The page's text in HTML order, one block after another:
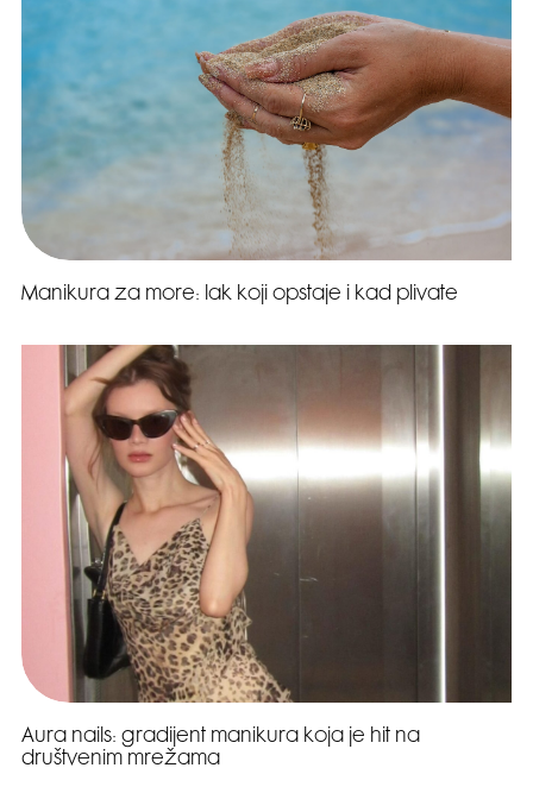
Manikura za more: lak koji opstaje i kad plivate
Aura nails: gradijent manikura koja je hit na
društvenim mrežama